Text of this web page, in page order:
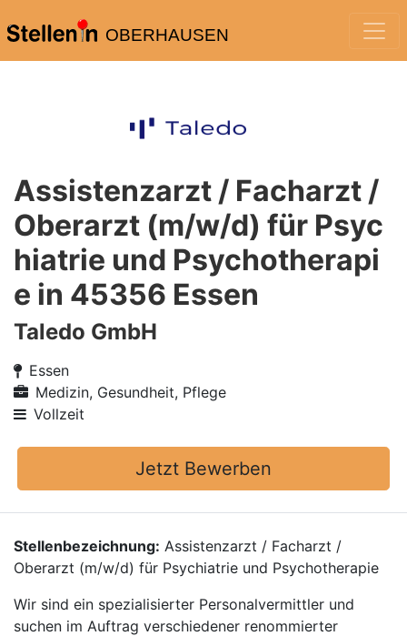
OBERHAUSEN
Assistenzarzt / Facharzt /
Oberarzt (m/w/d) für Psyc
hiatrie und Psychotherapi
e in 45356 Essen
Taledo GmbH
Essen
Medizin, Gesundheit, Pflege
Vollzeit
Jetzt Bewerben
Stellenbezeichnung: Assistenzarzt / Facharzt /
Oberarzt (m/w/d) für Psychiatrie und Psychotherapie
Wir sind ein spezialisierter Personalvermittler und
suchen im Auftrag verschiedener renommierter